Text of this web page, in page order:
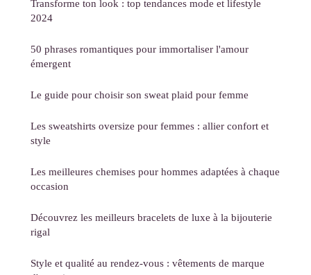
Transforme ton look : top tendances mode et lifestyle
2024
50 phrases romantiques pour immortaliser l'amour
émergent
Le guide pour choisir son sweat plaid pour femme
Les sweatshirts oversize pour femmes : allier confort et
style
Les meilleures chemises pour hommes adaptées à chaque
occasion
Découvrez les meilleurs bracelets de luxe à la bijouterie
rigal
Style et qualité au rendez-vous : vêtements de marque